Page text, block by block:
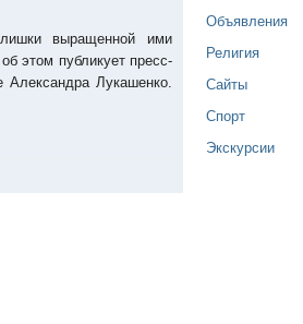
выращенной ими
этом публикует пресс-
Александра Лукашенко.
Объявления
Религия
Сайты
Спорт
Экскурсии